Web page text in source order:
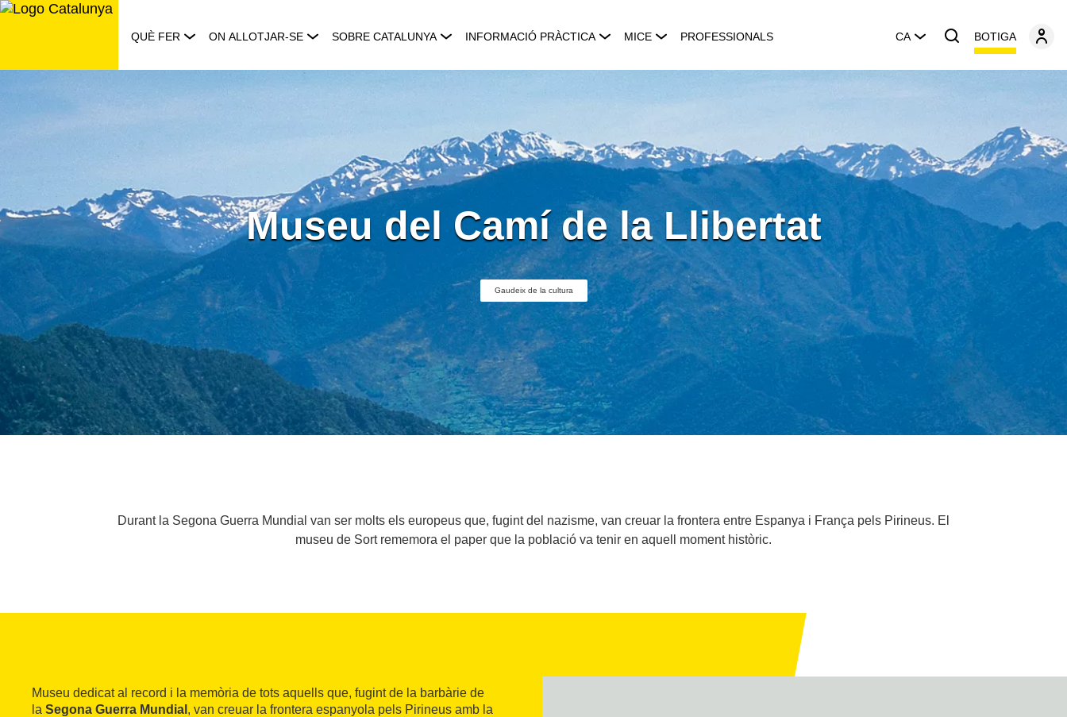
Saltar
QUÈ FER ON ALLOTJAR-SE SOBRE CATALUNYA INFORMACIÓ PRÀCTICA MICE PROFESSIONALS CA BOTIGA
Museu del Camí de la Llibertat
Gaudeix de la cultura
Durant la Segona Guerra Mundial van ser molts els europeus que, fugint del nazisme, van creuar la frontera entre Espanya i França pels Pirineus. El
museu de Sort rememora el paper que la població va tenir en aquell moment històric.
Museu dedicat al record i la memòria de tots aquells que, fugint de la barbàrie de
la Segona Guerra Mundial , van creuar la frontera espanyola pels Pirineus amb la